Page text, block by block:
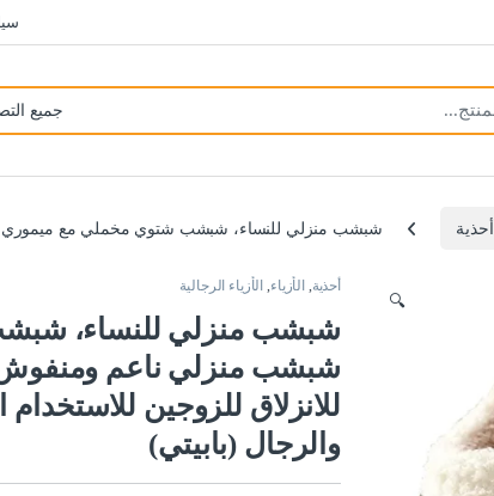
أحذية شبشب منزلي للنساء، شبشب شتوي مخملي مع ميموري
🔍
أحذية, الأزياء, الأزياء الرجالية
شبشب منزلي للنساء،
شبشب منزلي ناعم
للانزلاق للزوجين
والرجال (بابيتي)